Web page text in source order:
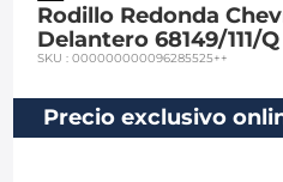
Rodillo Redonda
Delantero 68149/111/Q
SKU:000000000096285525++
Precio exclusivo
ford fiesta
mazda 3